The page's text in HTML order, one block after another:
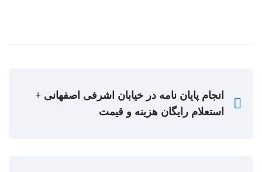
انجام پایان نامه در خیابان اشرفی اصفهانی +
استعلام رایگان هزینه و قیمت